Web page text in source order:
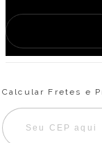
Entregas para o CEP:
Calcular Fretes e